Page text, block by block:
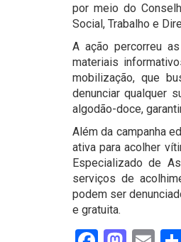
por meio do
Social, Trabalho e
A ação percorreu
materiais
mobilização, que
denunciar qualquer
algodão-doce,
Além da campanha
ativa para acolher
Especializado de
serviços de
podem ser
e gratuita.